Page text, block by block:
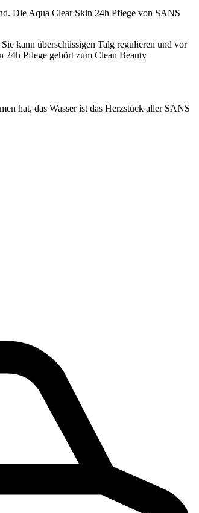
Die Aqua Clear Skin 24h Pflege von SANS
kann überschüssigen Talg regulieren und vor
24h Pflege gehört zum Clean Beauty
hat, das Wasser ist das Herzstück aller SANS